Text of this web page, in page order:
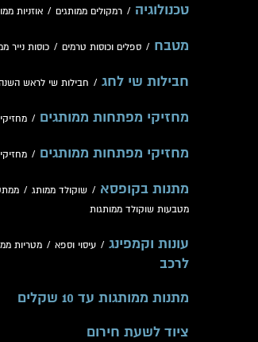
טכנולוגיה / רמקולים ממותגים / אוזניות
מטבח / ספלים וכוסות טרמים / כוסות נייר
חבילות שי לחג / חבילות שי לראש
מחזיקי מפתחות ממותגים /
מחזיקי מפתחות ממותגים /
מתנות בקופסא / שוקולד ממותג /
מטבעות שוקולד ממותגות
עונות וקמפינג / עיסוי וספא / מטריות
לרכב
מתנות ממותגות עד 10 שקלים
ציוד לשעת חירום